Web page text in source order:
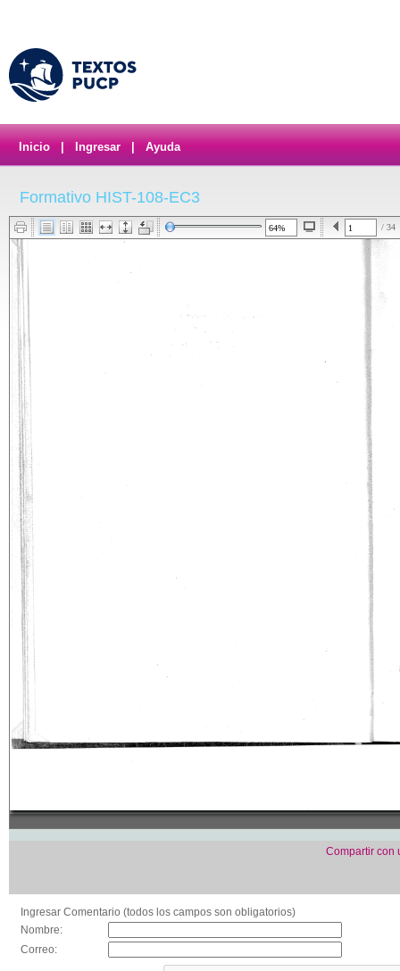
Inicio Ingresar Ayuda
Formativo HIST-108-EC3
/ 34
Compartir con
Ingresar Comentario (todos los campos son obligatorios)
Nombre:
Correo: